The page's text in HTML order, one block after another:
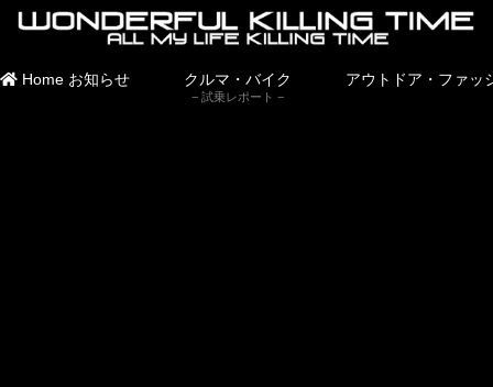
Home お知らせ クルマ・バイク
試乗レポート
アウトドア・ファッ